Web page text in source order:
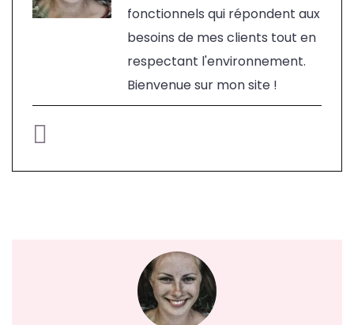
fonctionnels qui répondent aux
besoins de mes clients tout en
respectant l'environnement.
Bienvenue sur mon site !